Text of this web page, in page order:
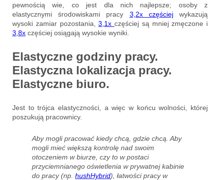
pewnością wie, co jest dla nich najlepsze; osoby z
elastycznymi środowiskami pracy 3,2x częściejwykazują
wysoki zamiar pozostania,3,1x częściej są mniej zmęczone i
3,8x częściej osiągają wysokie wyniki.
Elastyczne godziny pracy.
Elastyczna lokalizacja pracy.
Elastyczne biuro.
Jest to trójca elastyczności, a więc w końcu wolności, której
poszukują pracownicy.
Aby mogli pracować kiedy chcą, gdzie chcą. Aby
mogli mieć większą kontrolę nad swoim
otoczeniem w biurze, czy to w postaci
przyciemnianego oświetlenia w prywatnej kabinie
do pracy (np. hushHybrid), łatwości pracy w